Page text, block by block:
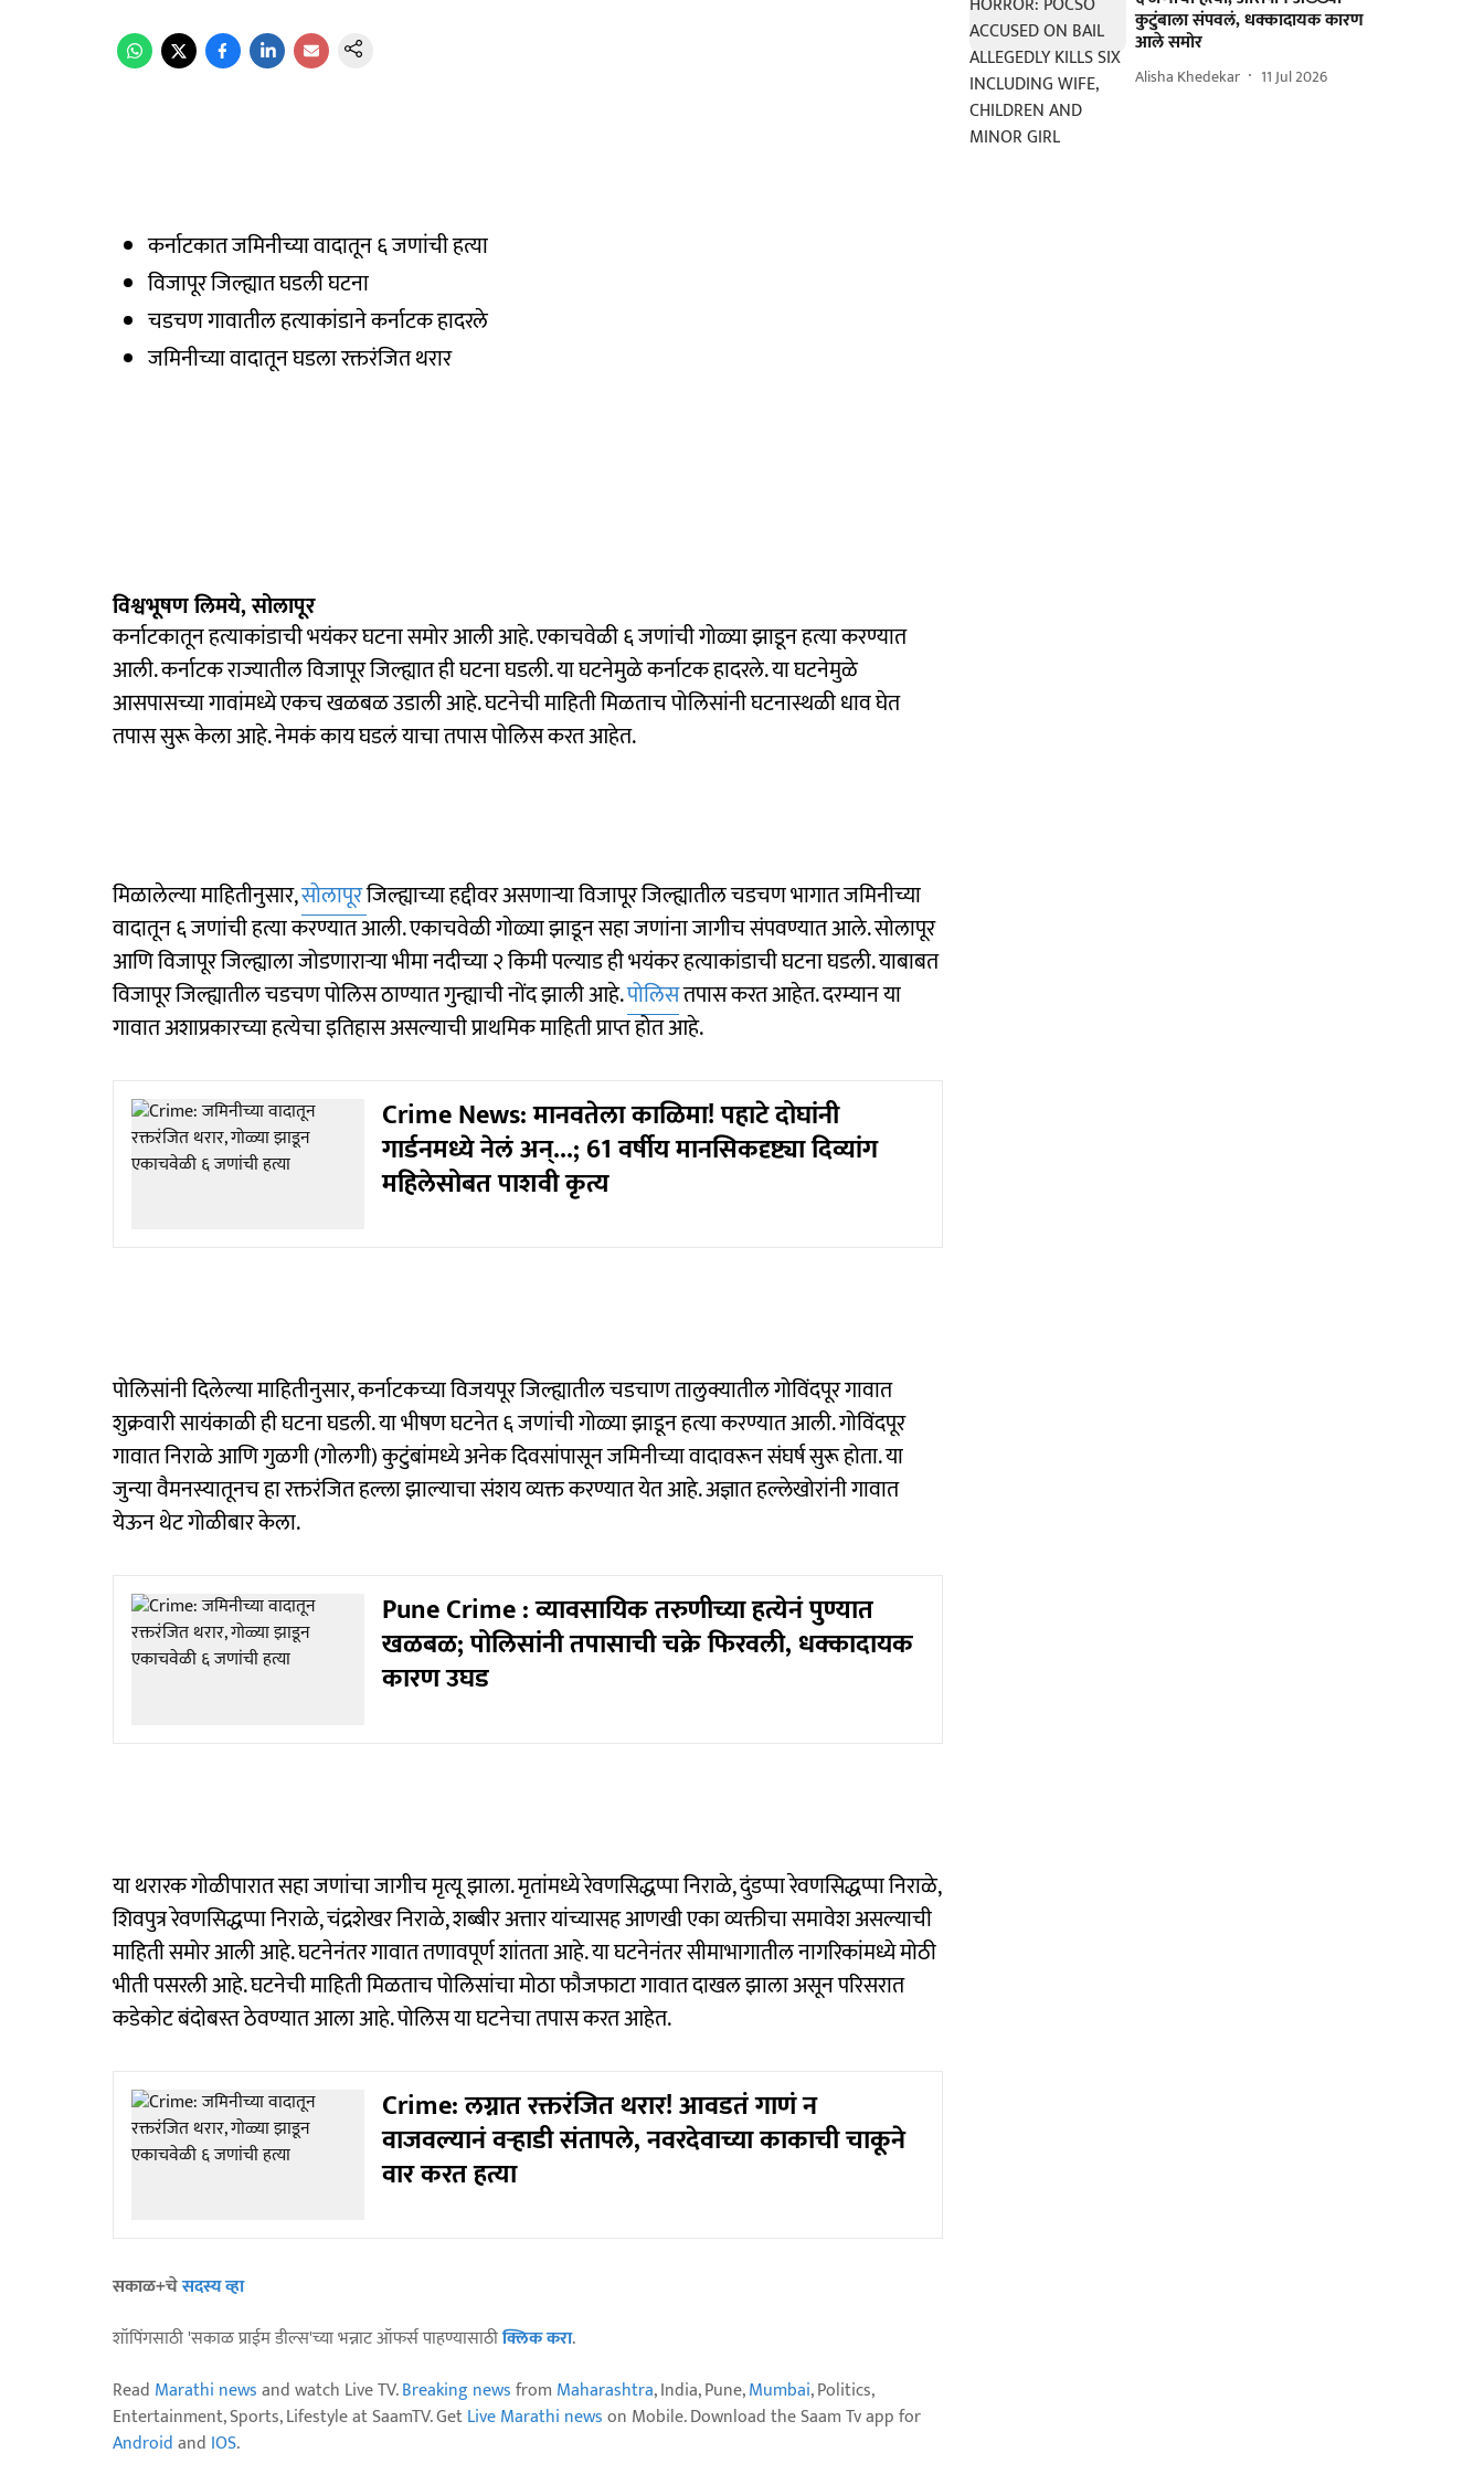
कर्नाटकात जमिनीच्या वादातून ६ जणांची हत्या
विजापूर जिल्ह्यात घडली घटना
चडचण गावातील हत्याकांडाने कर्नाटक हादरले
जमिनीच्या वादातून घडला रक्तरंजित थरार
विश्वभूषण लिमये, सोलापूर
कर्नाटकातून हत्याकांडाची भयंकर घटना समोर आली आहे. एकाचवेळी ६ जणांची गोळ्या झाडून हत्या करण्यात
आली. कर्नाटक राज्यातील विजापूर जिल्ह्यात ही घटना घडली. या घटनेमुळे कर्नाटक हादरले. या घटनेमुळे
आसपासच्या गावांमध्ये एकच खळबळ उडाली आहे. घटनेची माहिती मिळताच पोलिसांनी घटनास्थळी धाव घेत
तपास सुरू केला आहे. नेमकं काय घडलं याचा तपास पोलिस करत आहेत.
मिळालेल्या माहितीनुसार,सोलापूरजिल्ह्याच्या हद्दीवर असणाऱ्या विजापूर जिल्ह्यातील चडचण भागात जमिनीच्या
वादातून ६ जणांची हत्या करण्यात आली. एकाचवेळी गोळ्या झाडून सहा जणांना जागीच संपवण्यात आले. सोलापूर
आणि विजापूर जिल्ह्याला जोडणाराऱ्या भीमा नदीच्या २ किमी पल्याड ही भयंकर हत्याकांडाची घटना घडली. याबाबत
विजापूर जिल्ह्यातील चडचण पोलिस ठाण्यात गुन्ह्याची नोंद झाली आहे.पोलिसतपास करत आहेत. दरम्यान या
गावात अशाप्रकारच्या हत्येचा इतिहास असल्याची प्राथमिक माहिती प्राप्त होत आहे.
Crime News: मानवतेला काळिमा! पहाटे दोघांनी
गार्डनमध्ये नेलं अन्...; 61 वर्षीय मानसिकदृष्ट्या दिव्यांग
महिलेसोबत पाशवी कृत्य
पोलिसांनी दिलेल्या माहितीनुसार, कर्नाटकच्या विजयपूर जिल्ह्यातील चडचाण तालुक्यातील गोविंदपूर गावात
शुक्रवारी सायंकाळी ही घटना घडली. या भीषण घटनेत ६ जणांची गोळ्या झाडून हत्या करण्यात आली. गोविंदपूर
गावात निराळे आणि गुळगी (गोलगी) कुटुंबांमध्ये अनेक दिवसांपासून जमिनीच्या वादावरून संघर्ष सुरू होता. या
जुन्या वैमनस्यातूनच हा रक्तरंजित हल्ला झाल्याचा संशय व्यक्त करण्यात येत आहे. अज्ञात हल्लेखोरांनी गावात
येऊन थेट गोळीबार केला.
Pune Crime : व्यावसायिक तरुणीच्या हत्येनं पुण्यात
खळबळ; पोलिसांनी तपासाची चक्रे फिरवली, धक्कादायक
कारण उघड
या थरारक गोळीपारात सहा जणांचा जागीच मृत्यू झाला. मृतांमध्ये रेवणसिद्धप्पा निराळे, दुंडप्पा रेवणसिद्धप्पा निराळे,
शिवपुत्र रेवणसिद्धप्पा निराळे, चंद्रशेखर निराळे, शब्बीर अत्तार यांच्यासह आणखी एका व्यक्तीचा समावेश असल्याची
माहिती समोर आली आहे. घटनेनंतर गावात तणावपूर्ण शांतता आहे. या घटनेनंतर सीमाभागातील नागरिकांमध्ये मोठी
भीती पसरली आहे. घटनेची माहिती मिळताच पोलिसांचा मोठा फौजफाटा गावात दाखल झाला असून परिसरात
कडेकोट बंदोबस्त ठेवण्यात आला आहे. पोलिस या घटनेचा तपास करत आहेत.
Crime: लग्नात रक्तरंजित थरार! आवडतं गाणं न
वाजवल्यानं वऱ्हाडी संतापले, नवरदेवाच्या काकाची चाकूने
वार करत हत्या
सकाळ+चेसदस्य व्हा
शॉपिंगसाठी 'सकाळ प्राईम डील्स'च्या भन्नाट ऑफर्स पाहण्यासाठीक्लिक करा.
Read Marathi newsand watch Live TV.Breaking newsfrom Maharashtra, India, Pune,Mumbai, Politics,
Entertainment, Sports, Lifestyle at SaamTV. GetLive Marathi newson Mobile. Download the Saam Tv app for
Androidand IOS.
कुटुंबाला संपवलं, धक्कादायक कारण
आले समोर
Alisha Khedekar 11 Jul 2026